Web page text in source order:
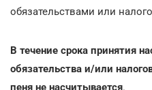
обязательствами или
В течение срока принятия
обязательства и/или
пеня не насчитывается.